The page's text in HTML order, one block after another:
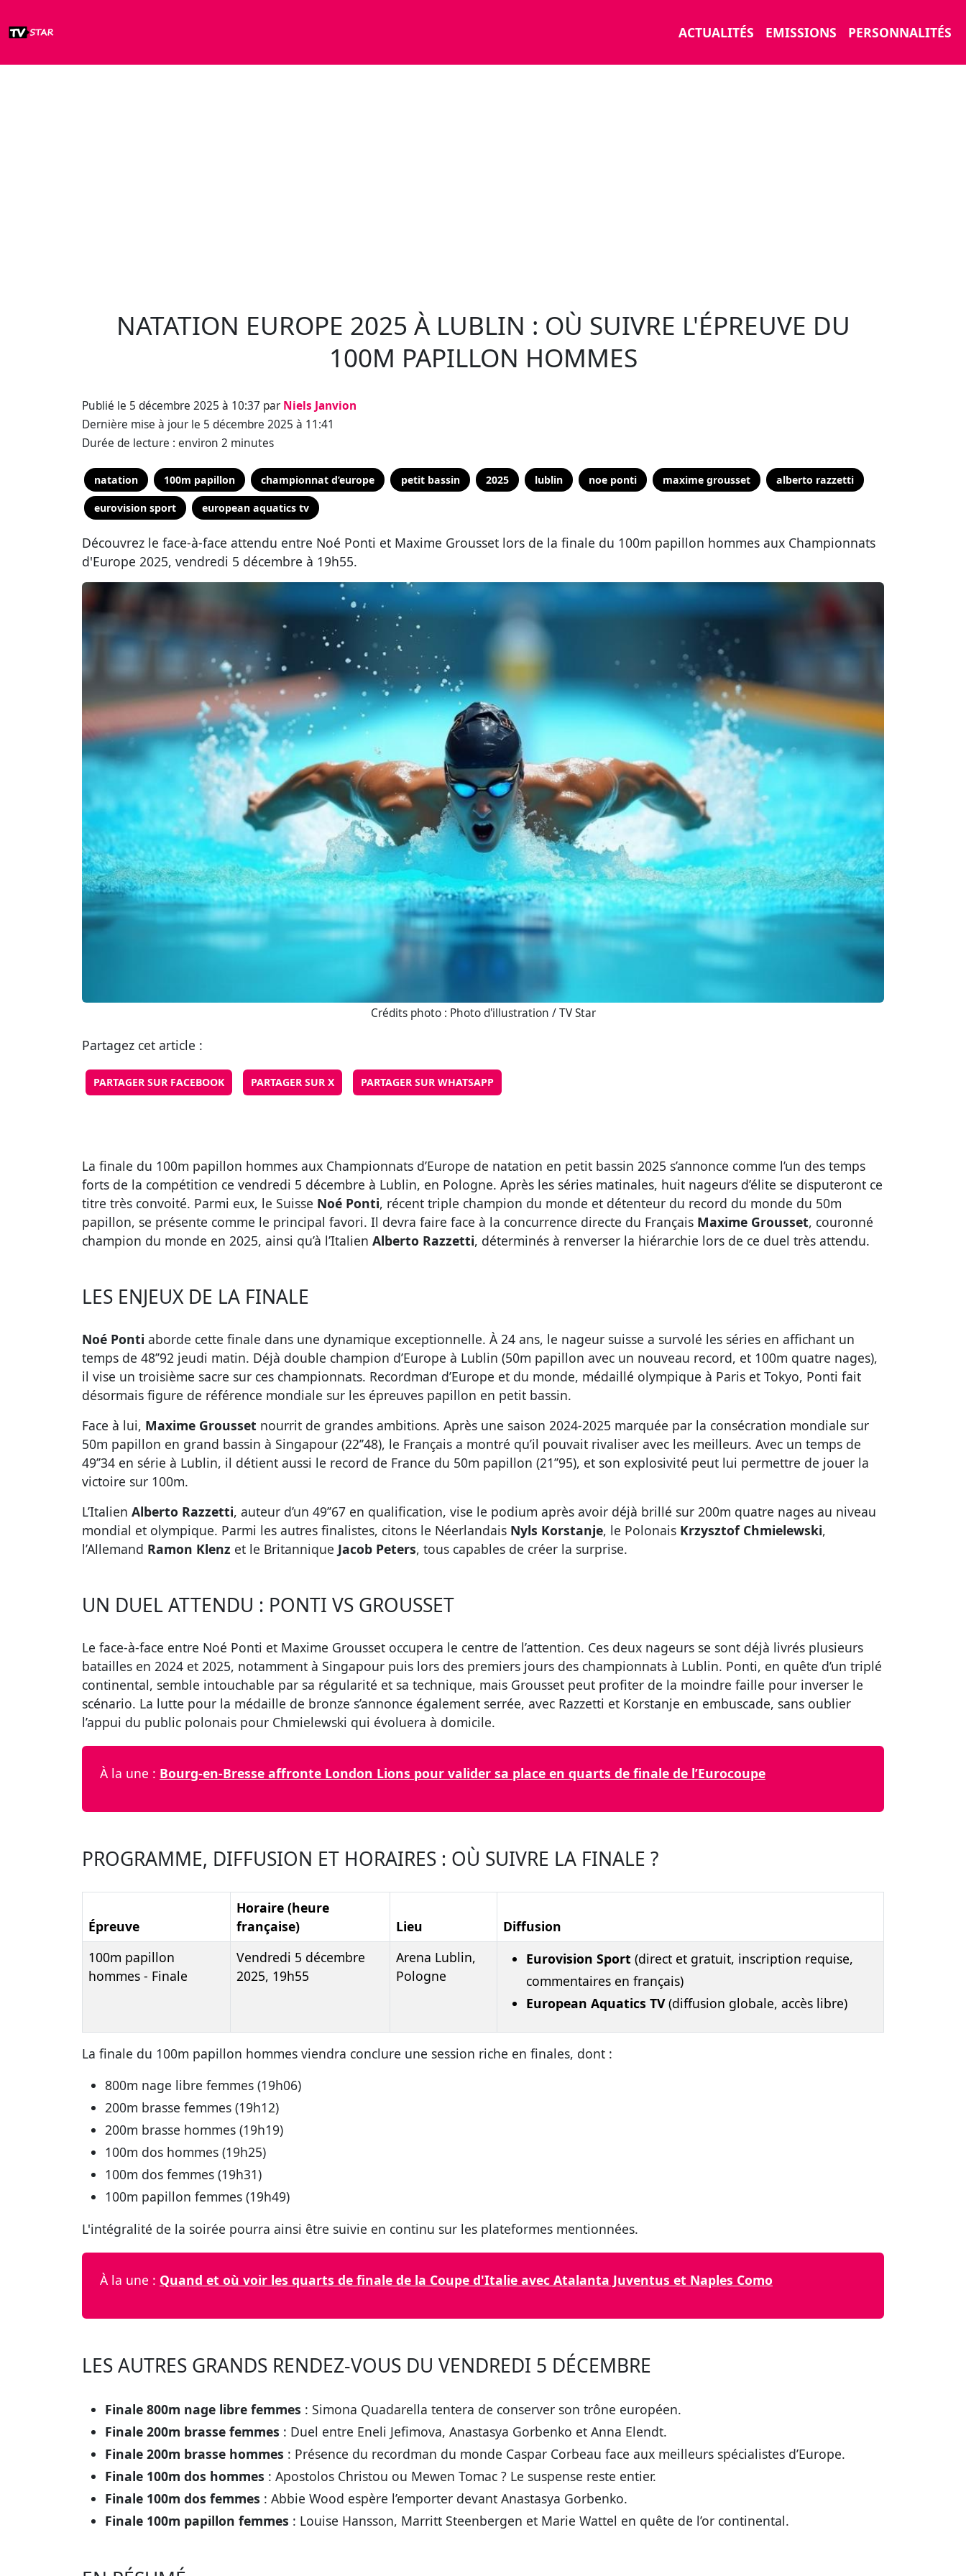
ACTUALITÉS EMISSIONS PERSONNALITÉS
NATATION EUROPE 2025 À LUBLIN : OÙ SUIVRE L'ÉPREUVE DU
100M PAPILLON HOMMES
Publié le 5 décembre 2025 à 10:37 par Niels Janvion
Dernière mise à jour le 5 décembre 2025 à 11:41
Durée de lecture : environ 2 minutes
natation 100m papillon championnat d’europe petit bassin 2025 lublin noe ponti maxime grousset alberto razzetti
eurovision sport european aquatics tv
Découvrez le face-à-face attendu entre Noé Ponti et Maxime Grousset lors de la finale du 100m papillon hommes aux Championnats
d'Europe 2025, vendredi 5 décembre à 19h55.
Crédits photo : Photo d'illustration / TV Star
Partagez cet article :
PARTAGER SUR FACEBOOK PARTAGER SUR X PARTAGER SUR WHATSAPP
La finale du 100m papillon hommes aux Championnats d’Europe de natation en petit bassin 2025 s’annonce comme l’un des temps
forts de la compétition ce vendredi 5 décembre à Lublin, en Pologne. Après les séries matinales, huit nageurs d’élite se disputeront ce
titre très convoité. Parmi eux, le Suisse Noé Ponti, récent triple champion du monde et détenteur du record du monde du 50m
papillon, se présente comme le principal favori. Il devra faire face à la concurrence directe du Français Maxime Grousset, couronné
champion du monde en 2025, ainsi qu’à l’Italien Alberto Razzetti, déterminés à renverser la hiérarchie lors de ce duel très attendu.
LES ENJEUX DE LA FINALE
Noé Ponti aborde cette finale dans une dynamique exceptionnelle. À 24 ans, le nageur suisse a survolé les séries en affichant un
temps de 48’’92 jeudi matin. Déjà double champion d’Europe à Lublin (50m papillon avec un nouveau record, et 100m quatre nages),
il vise un troisième sacre sur ces championnats. Recordman d’Europe et du monde, médaillé olympique à Paris et Tokyo, Ponti fait
désormais figure de référence mondiale sur les épreuves papillon en petit bassin.
Face à lui, Maxime Grousset nourrit de grandes ambitions. Après une saison 2024-2025 marquée par la consécration mondiale sur
50m papillon en grand bassin à Singapour (22’’48), le Français a montré qu’il pouvait rivaliser avec les meilleurs. Avec un temps de
49’’34 en série à Lublin, il détient aussi le record de France du 50m papillon (21’’95), et son explosivité peut lui permettre de jouer la
victoire sur 100m.
L’Italien Alberto Razzetti, auteur d’un 49’’67 en qualification, vise le podium après avoir déjà brillé sur 200m quatre nages au niveau
mondial et olympique. Parmi les autres finalistes, citons le Néerlandais Nyls Korstanje, le Polonais Krzysztof Chmielewski,
l’Allemand Ramon Klenz et le Britannique Jacob Peters, tous capables de créer la surprise.
UN DUEL ATTENDU : PONTI VS GROUSSET
Le face-à-face entre Noé Ponti et Maxime Grousset occupera le centre de l’attention. Ces deux nageurs se sont déjà livrés plusieurs
batailles en 2024 et 2025, notamment à Singapour puis lors des premiers jours des championnats à Lublin. Ponti, en quête d’un triplé
continental, semble intouchable par sa régularité et sa technique, mais Grousset peut profiter de la moindre faille pour inverser le
scénario. La lutte pour la médaille de bronze s’annonce également serrée, avec Razzetti et Korstanje en embuscade, sans oublier
l’appui du public polonais pour Chmielewski qui évoluera à domicile.
À la une : Bourg-en-Bresse affronte London Lions pour valider sa place en quarts de finale de l’Eurocoupe
PROGRAMME, DIFFUSION ET HORAIRES : OÙ SUIVRE LA FINALE ?
Épreuve
Horaire (heure
française)
Lieu
Diffusion
100m papillon
hommes - Finale
Vendredi 5 décembre
2025, 19h55
Arena Lublin,
Pologne
Eurovision Sport (direct et gratuit, inscription requise,
commentaires en français)
European Aquatics TV(diffusion globale, accès libre)
La finale du 100m papillon hommes viendra conclure une session riche en finales, dont :
800m nage libre femmes (19h06)
200m brasse femmes (19h12)
200m brasse hommes (19h19)
100m dos hommes (19h25)
100m dos femmes (19h31)
100m papillon femmes (19h49)
L'intégralité de la soirée pourra ainsi être suivie en continu sur les plateformes mentionnées.
À la une : Quand et où voir les quarts de finale de la Coupe d'Italie avec Atalanta Juventus et Naples Como
LES AUTRES GRANDS RENDEZ-VOUS DU VENDREDI 5 DÉCEMBRE
Finale 800m nage libre femmes : Simona Quadarella tentera de conserver son trône européen.
Finale 200m brasse femmes : Duel entre Eneli Jefimova, Anastasya Gorbenko et Anna Elendt.
Finale 200m brasse hommes : Présence du recordman du monde Caspar Corbeau face aux meilleurs spécialistes d’Europe.
Finale 100m dos hommes : Apostolos Christou ou Mewen Tomac ? Le suspense reste entier.
Finale 100m dos femmes : Abbie Wood espère l’emporter devant Anastasya Gorbenko.
Finale 100m papillon femmes : Louise Hansson, Marritt Steenbergen et Marie Wattel en quête de l’or continental.